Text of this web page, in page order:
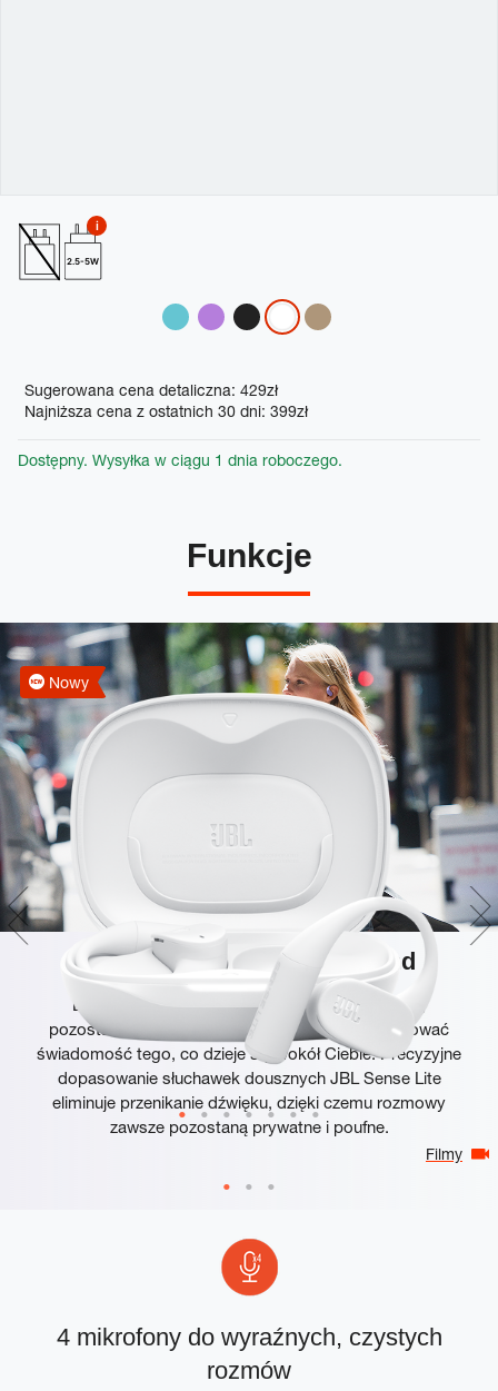
Promotions
Sugerowana cena detaliczna: 429zł
Najniższa cena z ostatnich 30 dni: 399zł
Dostępny. Wysyłka w ciągu 1 dnia roboczego.
2.5-5W
Nowy
Filmy
Funkcje
Technologia JBL OpenSound
Doświadcz czystego, dynamicznego brzmienia,
pozostawiając otwarty kanał słuchowy, aby zachować
świadomość tego, co dzieje się wokół Ciebie. Precyzyjne
dopasowanie słuchawek dousznych JBL Sense Lite
eliminuje przenikanie dźwięku, dzięki czemu rozmowy
zawsze pozostaną prywatne i poufne.
4 mikrofony do wyraźnych, czystych
rozmów